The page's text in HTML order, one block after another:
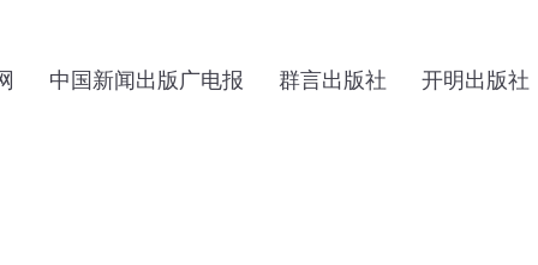
中国新闻出版广电报 群言出版社 开明出版社